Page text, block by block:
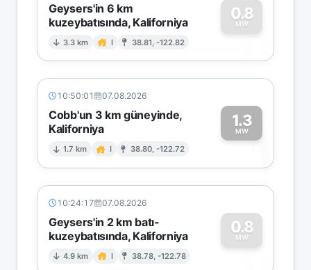
Geysers'in 6 km
kuzeybatısında, Kaliforniya
3.3 km I 38.81, -122.82
0.8
MW
0
10:50:01 07.08.2026
Cobb'un 3 km güneyinde,
Kaliforniya
1.7 km I 38.80, -122.72
1.3
MW1
10:24:17 07.08.2026
Geysers'in 2 km batı-
kuzeybatısında, Kaliforniya
4.9 km I 38.78, -122.78
0.8
MW